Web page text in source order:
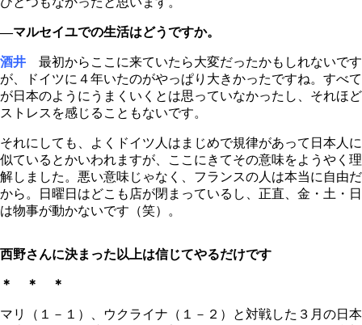
―マルセイユでの生活はどうですか。
酒井 最初からここに来ていたら大変だったかもしれないです
が、ドイツに４年いたのがやっぱり大きかったですね。すべて
が日本のようにうまくいくとは思っていなかったし、それほど
ストレスを感じることもないです。
それにしても、よくドイツ人はまじめで規律があって日本人に
似ているとかいわれますが、ここにきてその意味をようやく理
解しました。悪い意味じゃなく、フランスの人は本当に自由だ
から。日曜日はどこも店が閉まっているし、正直、金・土・日
は物事が動かないです（笑）。
西野さんに決まった以上は信じてやるだけです
＊ ＊ ＊
マリ（１－１）、ウクライナ（１－２）と対戦した３月の日本